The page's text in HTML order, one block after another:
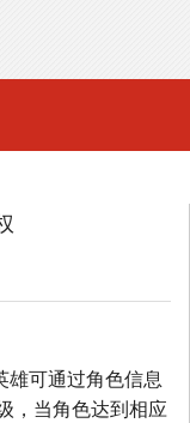
雄可通过角色信息
，当角色达到相应